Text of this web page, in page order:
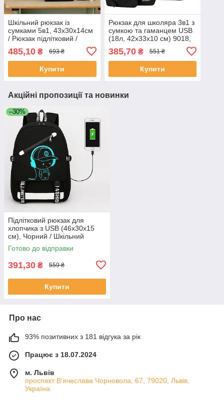
Шкільний рюкзак із
сумками 5в1, 43х30х14см
/ Рюкзак підлітковий /
Дитячий рюкзак до школи /
Шкільний портфель
485,10 ₴ 693 ₴
Купити
Рюкзак для школяра 3в1 з
сумкою та гаманцем USB
(18л, 42х33х10 см) 9018,
Чорний / Міський рюкзак
385,70₴ 551 ₴
Купити
Акційні пропозиції та новинки
–30%
Підлітковий рюкзак для
хлопчика з USB (46х30х15
см), Чорний / Шкільний
рюкзак світловідбивний
Готово до відправки
391,30 ₴ 559 ₴
Купити
Про нас
93% позитивних з 181 відгука за рік
Працює з 18.07.2024
м. Львів
проспект В'ячеслава Чорновола, 67, 79020, Львів,
Україна